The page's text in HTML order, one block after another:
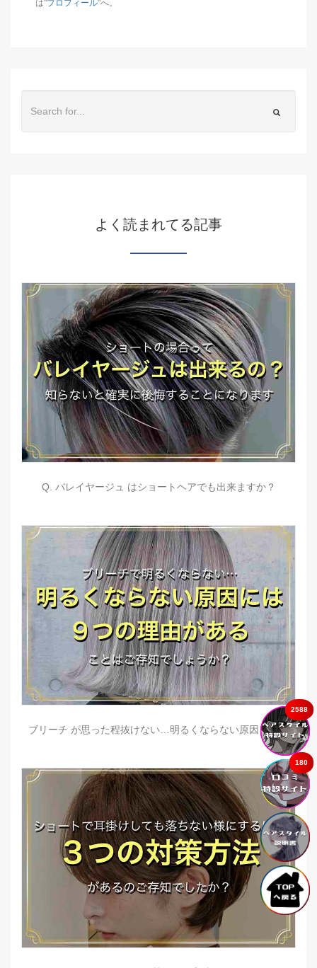
は"プロフィール"へ。
よく読まれてる記事
Q. バレイヤージュ はショートヘアでも出来ますか？
ブリーチ が思った程抜けない…明るくならない原因とは？
180
2588